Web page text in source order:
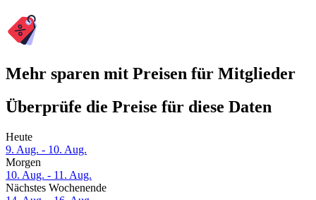
Mehr sparen mit Preisen für Mitglieder
Überprüfe die Preise für diese Daten
Heute
9. Aug. - 10. Aug.
Morgen
10. Aug. - 11. Aug.
Nächstes Wochenende